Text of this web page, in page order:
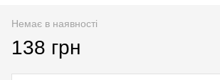
Немає в наявності
138 грн